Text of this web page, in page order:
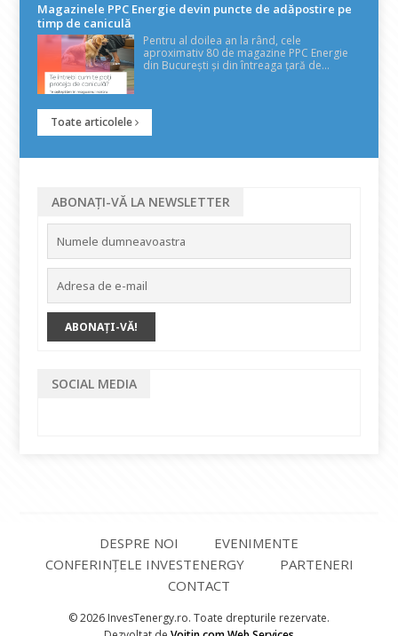
Magazinele PPC Energie devin puncte de adăpostire pe
timp de caniculă
Pentru al doilea an la rând, cele
aproximativ 80 de magazine PPC Energie
din București și din întreaga țară de...
Toate articolele
ABONAȚI-VĂ LA NEWSLETTER
SOCIAL MEDIA
DESPRE NOI
EVENIMENTE
CONFERINȚELE INVESTENERGY
PARTENERI
CONTACT
© 2026 InvesTenergy.ro. Toate drepturile rezervate.